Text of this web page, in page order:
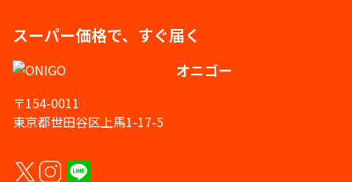
スーパー価格で、すぐ届く
オニゴー
〒154-0011
東京都世田谷区上馬1-17-5